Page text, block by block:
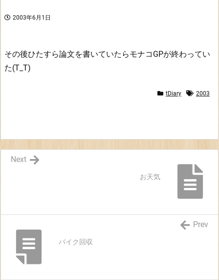
2003年6月1日
その後ひたすら論文を書いていたらモナコGPが終わってい
た(T_T)
tDiary 2003
お天気
Next
バイク回収
Prev